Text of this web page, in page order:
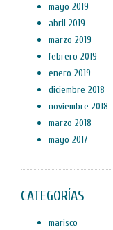
mayo 2019
abril 2019
marzo 2019
febrero 2019
enero 2019
diciembre 2018
noviembre 2018
marzo 2018
mayo 2017
CATEGORÍAS
marisco